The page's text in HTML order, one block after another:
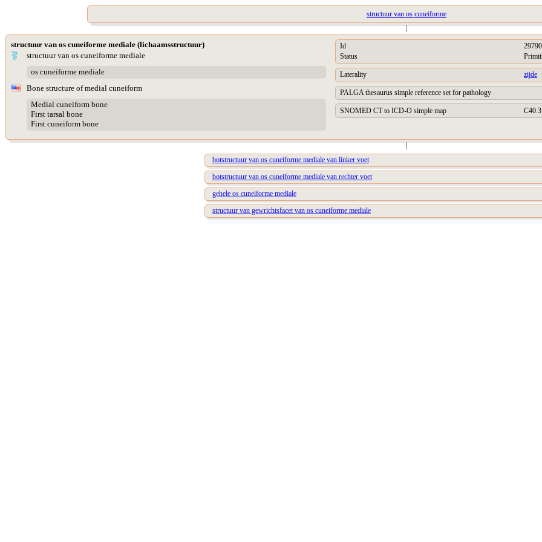
structuur van os cuneiforme
|
structuur van os cuneiforme mediale (lichaamsstructuur)
structuur van os cuneiforme mediale
os cuneiforme mediale
Bone structure of medial cuneiform
Medial cuneiform bone
First tarsal bone
First cuneiform bone
Id
Status
Laterality zijde
PALGA thesaurus simple reference set for pathology
SNOMED CT to ICD-O simple map C40.3
|
botstructuur van os cuneiforme mediale van linker voet
botstructuur van os cuneiforme mediale van rechter voet
gehele os cuneiforme mediale
structuur van gewrichtsfacet van os cuneiforme mediale